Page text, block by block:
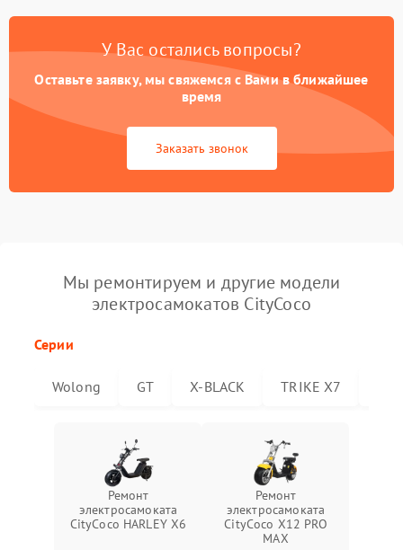
У Вас остались вопросы?
Оставьте заявку, мы свяжемся с Вами в ближайшее
время
Заказать звонок
Мы ремонтируем и другие модели
электросамокатов CityCoco
Серии
Wolong GT X-BLACK TRIKE X7
Ремонт
электросамоката
CityCoco HARLEY X6
Ремонт
электросамоката
CityCoco X12 PRO
MAX